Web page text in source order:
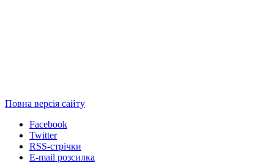
Повна версія сайту
Facebook
Twitter
RSS-стрічки
E-mail розсилка